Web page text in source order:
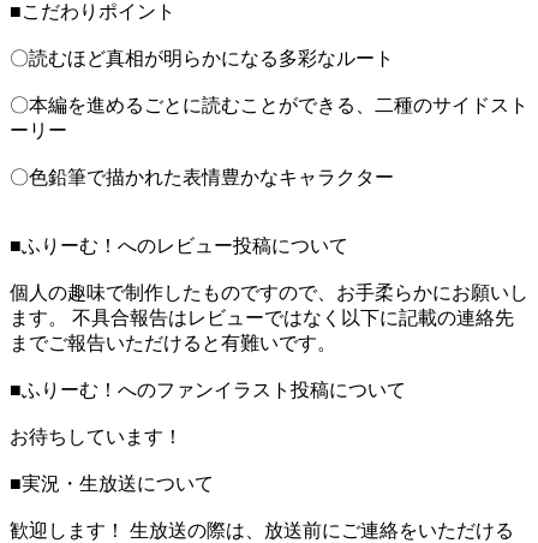
■こだわりポイント
〇読むほど真相が明らかになる多彩なルート
〇本編を進めるごとに読むことができる、二種のサイドスト
ーリー
〇色鉛筆で描かれた表情豊かなキャラクター
■ふりーむ！へのレビュー投稿について
個人の趣味で制作したものですので、お手柔らかにお願いし
ます。 不具合報告はレビューではなく以下に記載の連絡先
までご報告いただけると有難いです。
■ふりーむ！へのファンイラスト投稿について
お待ちしています！
■実況・生放送について
歓迎します！ 生放送の際は、放送前にご連絡をいただける